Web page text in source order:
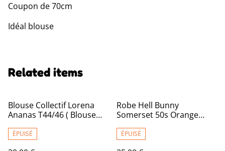
Coupon de 70cm
Idéal blouse
Related items
Blouse Collectif Lorena
Ananas T44/46 ( Blouse
size 16/18 )
ÉPUISÉ
Robe Hell Bunny
Somerset 50s Orange
ÉPUISÉ